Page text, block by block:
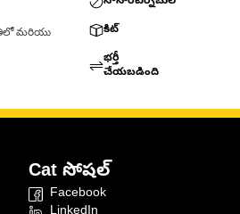
మరియు
కిట్
భర్తీ
చేయబడింది
Cat సోషల్
Facebook